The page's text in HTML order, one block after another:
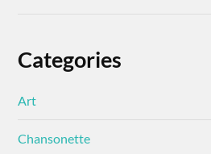
Categories
Art
Chansonette